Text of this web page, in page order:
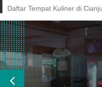
Daftar Tempat Kuliner di